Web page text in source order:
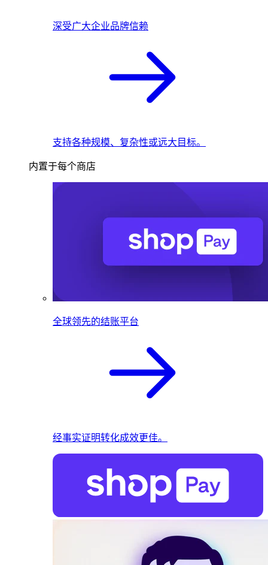
深受广大企业品牌信赖
支持各种规模、复杂性或远大目标。
内置于每个商店
全球领先的结账平台
经事实证明转化成效更佳。